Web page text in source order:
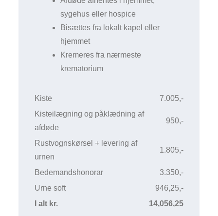
sygehus eller hospice
Bisættes fra lokalt kapel eller
hjemmet
Kremeres fra nærmeste
krematorium
Kiste
7.005,-
Kisteilægning og påklædning af
afdøde
950,-
Rustvognskørsel + levering af
urnen
1.805,-
Bedemandshonorar
3.350,-
Urne soft
946,25,-
I alt kr.
14,056,25